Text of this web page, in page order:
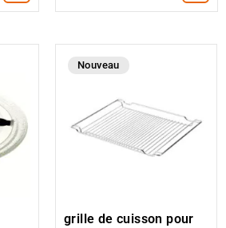
Nouveau
grille de cuisson pour